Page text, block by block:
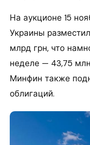
На аукционе 15
Украины
млрд грн, что
неделе — 43,75
Минфин также
облигаций.